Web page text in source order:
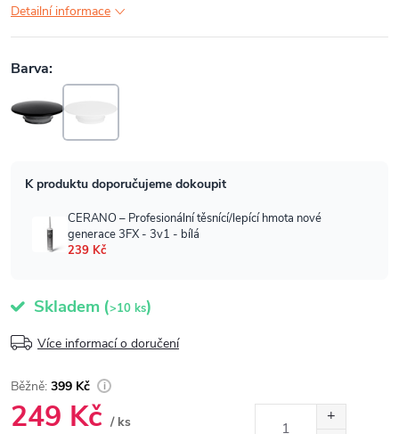
Detailní informace
Skladem (>10 ks)
Více informací o doručení
399 Kč
249 Kč / ks